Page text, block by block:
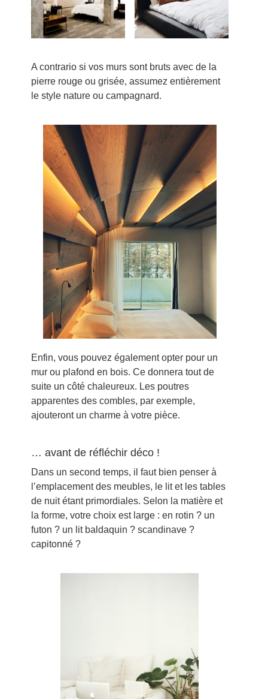
A contrario si vos murs sont bruts avec de la
pierre rouge ou grisée, assumez entièrement
le style nature ou campagnard.
Enfin, vous pouvez également opter pour un
mur ou plafond en bois. Ce donnera tout de
suite un côté chaleureux. Les poutres
apparentes des combles, par exemple,
ajouteront un charme à votre pièce.
… avant de réfléchir déco !
Dans un second temps, il faut bien penser à
l’emplacement des meubles, le lit et les tables
de nuit étant primordiales. Selon la matière et
la forme, votre choix est large : en rotin ? un
futon ? un lit baldaquin ? scandinave ?
capitonné ?